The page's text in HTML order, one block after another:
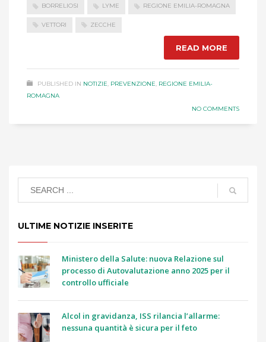
BORRELIOSI LYME REGIONE EMILIA-ROMAGNA
VETTORI ZECCHE
READ MORE
PUBLISHED IN NOTIZIE, PREVENZIONE, REGIONE EMILIA-
ROMAGNA
NO COMMENTS
ULTIME NOTIZIE INSERITE
Ministero della Salute: nuova Relazione sul
processo di Autovalutazione anno 2025 per il
controllo ufficiale
Alcol in gravidanza, ISS rilancia l’allarme:
nessuna quantità è sicura per il feto